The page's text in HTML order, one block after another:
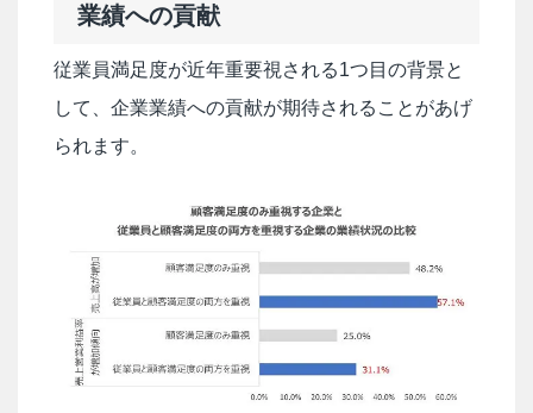
業績への貢献
従業員満足度が近年重要視される1つ目の背景と
して、企業業績への貢献が期待されることがあげ
られます。